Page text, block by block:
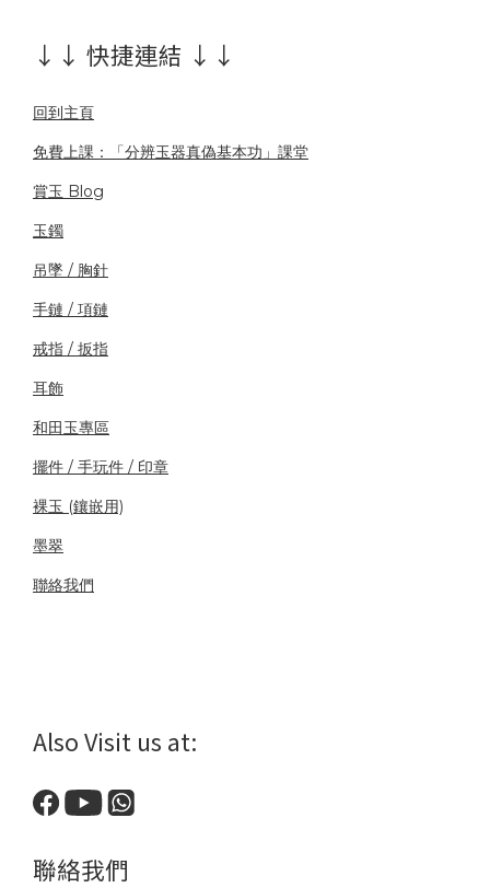
↓↓ 快捷連結 ↓↓
回到主頁
免費上課：「分辨玉器真偽基本功」課堂
賞玉 Blog
玉鐲
吊墜 / 胸針
手鏈 / 項鏈
戒指 / 扳指
耳飾
和田玉專區
擺件 / 手玩件 / 印章
裸玉 (鑲嵌用)
墨翠
聯絡我們
Also Visit us at:
聯絡我們